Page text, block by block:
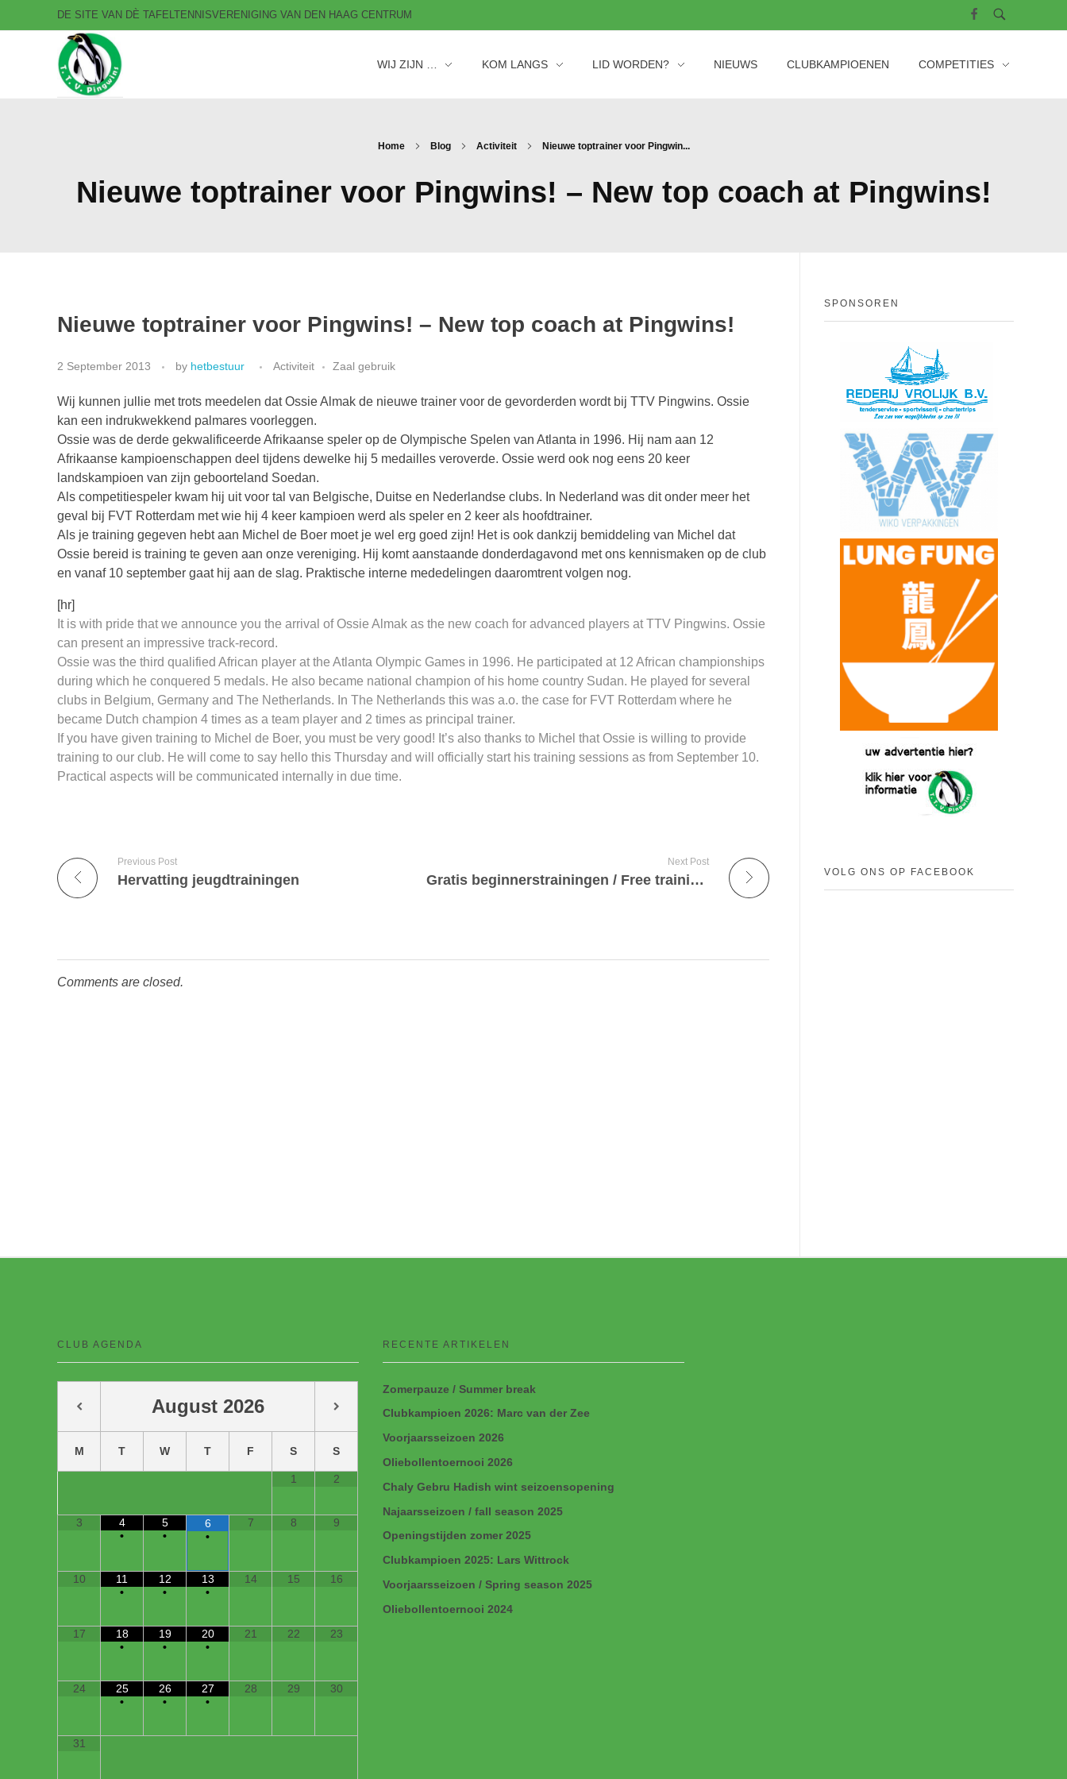
DE SITE VAN DÈ TAFELTENNISVERENIGING VAN DEN HAAG CENTRUM
WIJ ZIJN … KOM LANGS LID WORDEN? NIEUWS CLUBKAMPIOENEN COMPETITIES
Home Blog Activiteit Nieuwe toptrainer voor Pingwin...
Nieuwe toptrainer voor Pingwins! – New top coach at Pingwins!
Nieuwe toptrainer voor Pingwins! – New top coach at Pingwins!
2 September 2013 by hetbestuur Activiteit Zaal gebruik
Wij kunnen jullie met trots meedelen dat Ossie Almak de nieuwe trainer voor de gevorderden wordt bij TTV Pingwins. Ossie
kan een indrukwekkend palmares voorleggen.
Ossie was de derde gekwalificeerde Afrikaanse speler op de Olympische Spelen van Atlanta in 1996. Hij nam aan 12
Afrikaanse kampioenschappen deel tijdens dewelke hij 5 medailles veroverde. Ossie werd ook nog eens 20 keer
landskampioen van zijn geboorteland Soedan.
Als competitiespeler kwam hij uit voor tal van Belgische, Duitse en Nederlandse clubs. In Nederland was dit onder meer het
geval bij FVT Rotterdam met wie hij 4 keer kampioen werd als speler en 2 keer als hoofdtrainer.
Als je training gegeven hebt aan Michel de Boer moet je wel erg goed zijn! Het is ook dankzij bemiddeling van Michel dat
Ossie bereid is training te geven aan onze vereniging. Hij komt aanstaande donderdagavond met ons kennismaken op de club
en vanaf 10 september gaat hij aan de slag. Praktische interne mededelingen daaromtrent volgen nog.
[hr]
It is with pride that we announce you the arrival of Ossie Almak as the new coach for advanced players at TTV Pingwins. Ossie
can present an impressive track-record.
Ossie was the third qualified African player at the Atlanta Olympic Games in 1996. He participated at 12 African championships
during which he conquered 5 medals. He also became national champion of his home country Sudan. He played for several
clubs in Belgium, Germany and The Netherlands. In The Netherlands this was a.o. the case for FVT Rotterdam where he
became Dutch champion 4 times as a team player and 2 times as principal trainer.
If you have given training to Michel de Boer, you must be very good! It’s also thanks to Michel that Ossie is willing to provide
training to our club. He will come to say hello this Thursday and will officially start his training sessions as from September 10.
Practical aspects will be communicated internally in due time.
Previous Post
Hervatting jeugdtrainingen
Next Post
Gratis beginnerstrainingen / Free training sessions for beginners
Comments are closed.
SPONSOREN
VOLG ONS OP FACEBOOK
CLUB AGENDA
August 2026
M T W T F S S
1 2
3
4
•
5
•
6
•
7 8 9
10
11
•
12
•
13
•
14 15 16
17
18
•
19
•
20
•
21 22 23
24
25
•
26
•
27
•
28 29 30
31
RECENTE ARTIKELEN
Zomerpauze / Summer break
Clubkampioen 2026: Marc van der Zee
Voorjaarsseizoen 2026
Oliebollentoernooi 2026
Chaly Gebru Hadish wint seizoensopening
Najaarsseizoen / fall season 2025
Openingstijden zomer 2025
Clubkampioen 2025: Lars Wittrock
Voorjaarsseizoen / Spring season 2025
Oliebollentoernooi 2024